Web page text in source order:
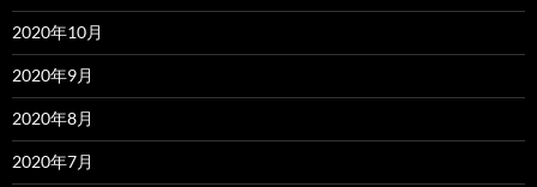
2020年10月
2020年9月
2020年8月
2020年7月